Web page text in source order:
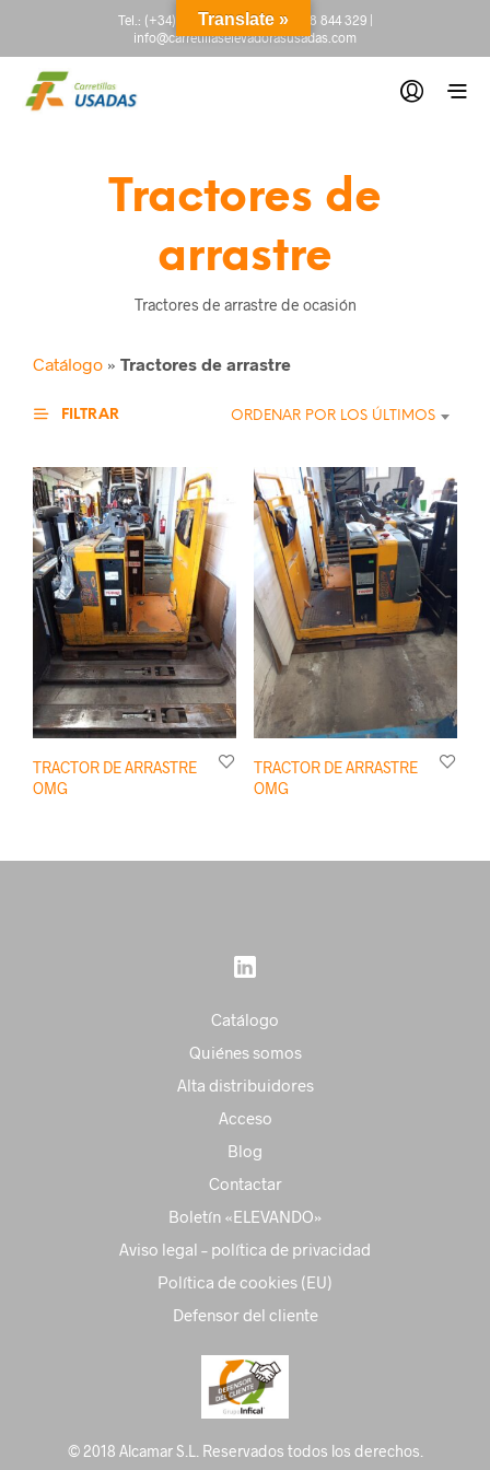
Tel.: (+34) 665 845 222-(+34) 918 844 329|
info@carretillaselevadorasusadas.com
Tractores de
arrastre
Tractores de arrastre de ocasión
Catálogo » Tractores de arrastre
FILTRAR ORDENAR POR LOS ÚLTIMOS
TRACTOR DE ARRASTRE
OMG
TRACTOR DE ARRASTRE
OMG
Catálogo
Quiénes somos
Alta distribuidores
Acceso
Blog
Contactar
Boletín «ELEVANDO»
Aviso legal – política de privacidad
Política de cookies (EU)
Defensor del cliente
© 2018 Alcamar S.L. Reservados todos los derechos.
Translate »